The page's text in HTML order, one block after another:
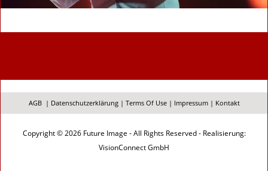
AGB | Datenschutzerklärung| Terms Of Use| Impressum| Kontakt
Copyright © 2026 Future Image - All Rights Reserved - Realisierung:
VisionConnect GmbH